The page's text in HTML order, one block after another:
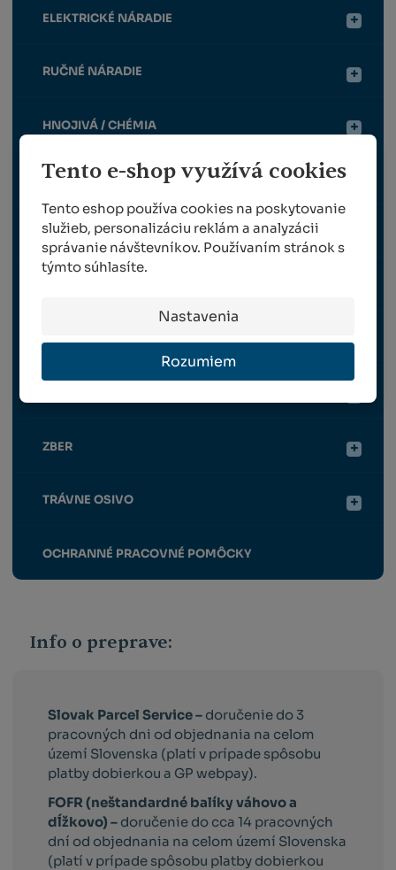
Tento e-shop využívá cookies
Tento eshop používa cookies na poskytovanie
služieb, personalizáciu reklám a analyzácii
správanie návštevníkov. Používaním stránok s
týmto súhlasíte.
Nastavenia
Rozumiem
ELEKTRICKÉ NÁRADIE
RUČNÉ NÁRADIE
HNOJIVÁ / CHÉMIA
OCHRANNÉ PRVKY
OPORNÉ KONŠTRUKCIE
POSTREKOVAČE
ZBER
TRÁVNE OSIVO
OCHRANNÉ PRACOVNÉ POMÔCKY
Info o preprave:
Slovak Parcel Service – doručenie do 3
pracovných dni od objednania na celom
území Slovenska (platí v prípade spôsobu
platby dobierkou a GP webpay).
FOFR (neštandardné balíky váhovo a
dĺžkovo) – doručenie do cca 14 pracovných
dní od objednania na celom území Slovenska
(platí v prípade spôsobu platby dobierkou